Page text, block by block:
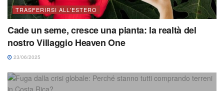
TRASFERIRSI ALL'ESTERO
Cade un seme, cresce una pianta: la realtà del
nostro Villaggio Heaven One
23/06/2025